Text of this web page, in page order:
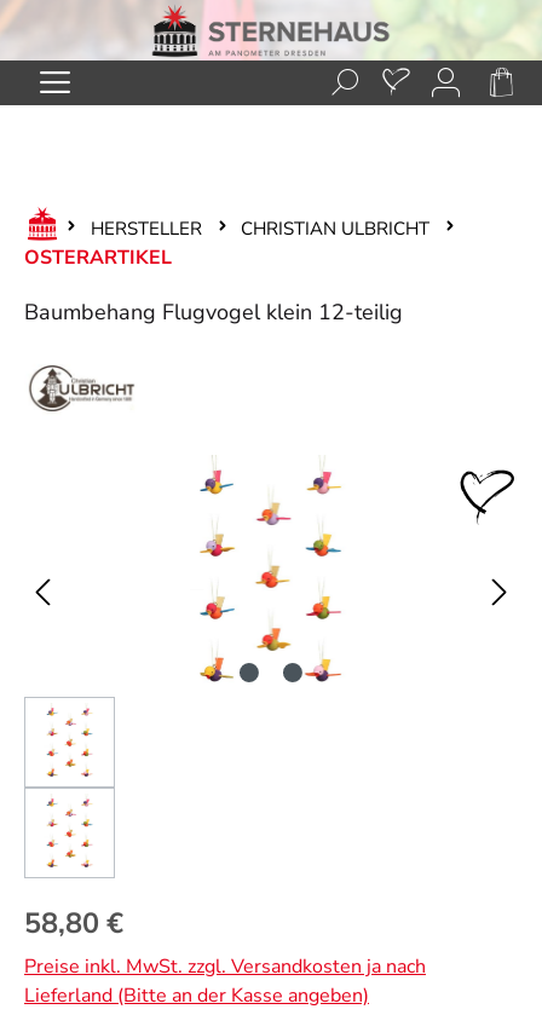
Zum Hauptinhalt springen
HERSTELLER CHRISTIAN ULBRICHT
OSTERARTIKEL
Baumbehang Flugvogel klein 12-teilig
Bildergalerie überspringen
Regulärer Preis:
58,80 €
Preise inkl. MwSt. zzgl. Versandkosten ja nach
Lieferland (Bitte an der Kasse angeben)